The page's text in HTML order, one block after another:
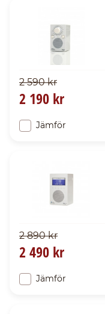
2 590 kr
2 190 kr
Jämför
2 890 kr
2 490 kr
Jämför